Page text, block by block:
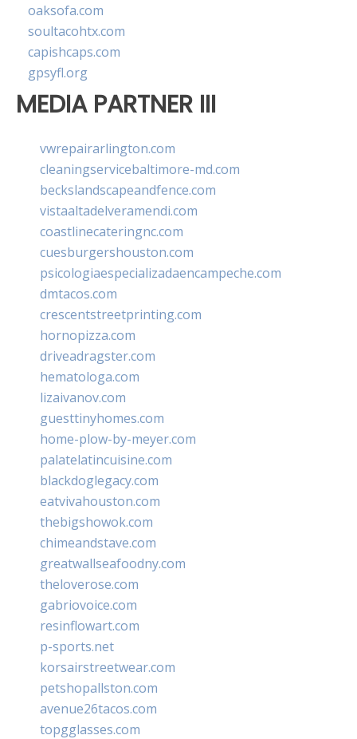
oaksofa.com
soultacohtx.com
capishcaps.com
gpsyfl.org
MEDIA PARTNER III
vwrepairarlington.com
cleaningservicebaltimore-md.com
beckslandscapeandfence.com
vistaaltadelveramendi.com
coastlinecateringnc.com
cuesburgershouston.com
psicologiaespecializadaencampeche.com
dmtacos.com
crescentstreetprinting.com
hornopizza.com
driveadragster.com
hematologa.com
lizaivanov.com
guesttinyhomes.com
home-plow-by-meyer.com
palatelatincuisine.com
blackdoglegacy.com
eatvivahouston.com
thebigshowok.com
chimeandstave.com
greatwallseafoodny.com
theloverose.com
gabriovoice.com
resinflowart.com
p-sports.net
korsairstreetwear.com
petshopallston.com
avenue26tacos.com
topgglasses.com